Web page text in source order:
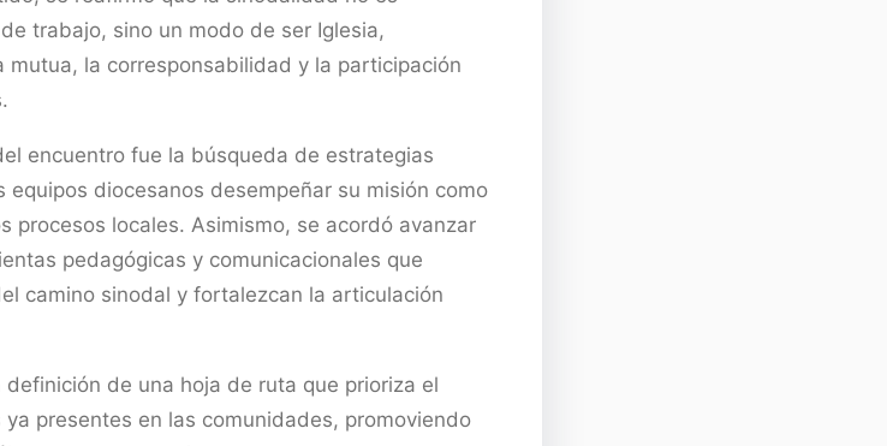
trabajo, sino un modo de ser Iglesia,
mutua, la corresponsabilidad y la participación
encuentro fue la búsqueda de estrategias
equipos diocesanos desempeñar su misión como
procesos locales. Asimismo, se acordó avanzar
pedagógicas y comunicacionales que
camino sinodal y fortalezcan la articulación
de una hoja de ruta que prioriza el
presentes en las comunidades, promoviendo